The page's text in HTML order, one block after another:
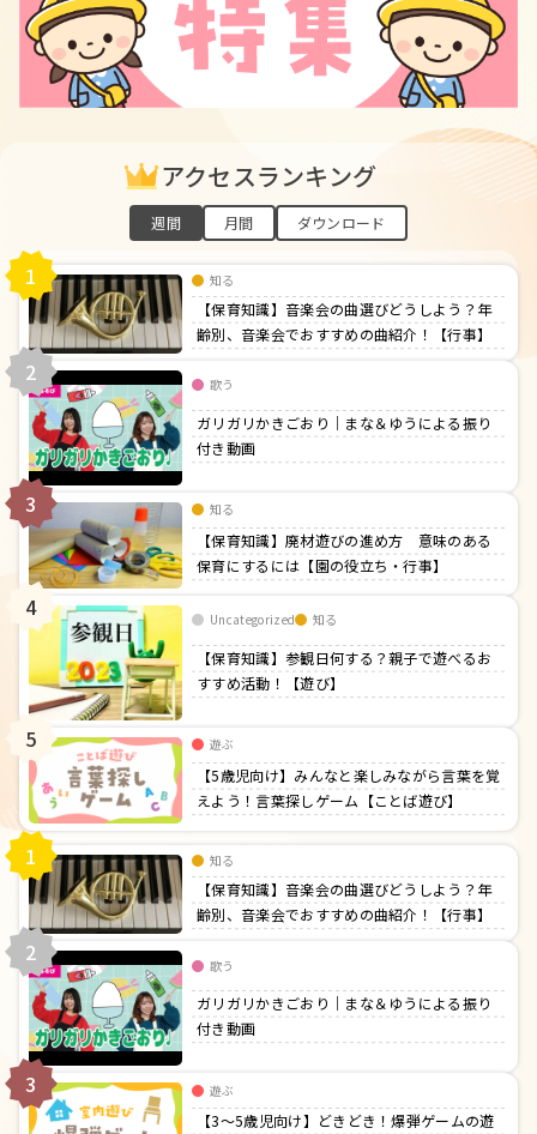
アクセスランキング
週間 月間 ダウンロード
1 知る
【保育知識】音楽会の曲選びどうしよう？年
齢別、音楽会でおすすめの曲紹介！【行事】
2 歌う
ガリガリかきごおり｜まな＆ゆうによる振り
付き動画
3 知る
【保育知識】廃材遊びの進め方 意味のある
保育にするには【園の役立ち・行事】
4 Uncategorized 知る
【保育知識】参観日何する？親子で遊べるお
すすめ活動！【遊び】
5 遊ぶ
【5歳児向け】みんなと楽しみながら言葉を覚
えよう！言葉探しゲーム【ことば遊び】
1 知る
【保育知識】音楽会の曲選びどうしよう？年
齢別、音楽会でおすすめの曲紹介！【行事】
2 歌う
ガリガリかきごおり｜まな＆ゆうによる振り
付き動画
3 遊ぶ
【3〜5歳児向け】どきどき！爆弾ゲームの遊